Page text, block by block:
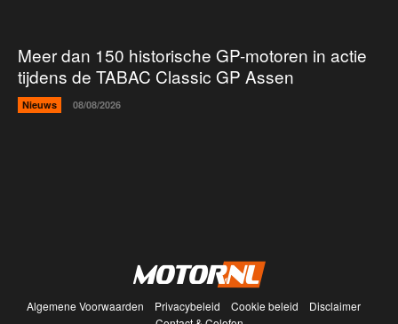
Meer dan 150 historische GP-motoren in actie
tijdens de TABAC Classic GP Assen
Nieuws 08/08/2026
Algemene Voorwaarden Privacybeleid Cookie beleid
Disclaimer